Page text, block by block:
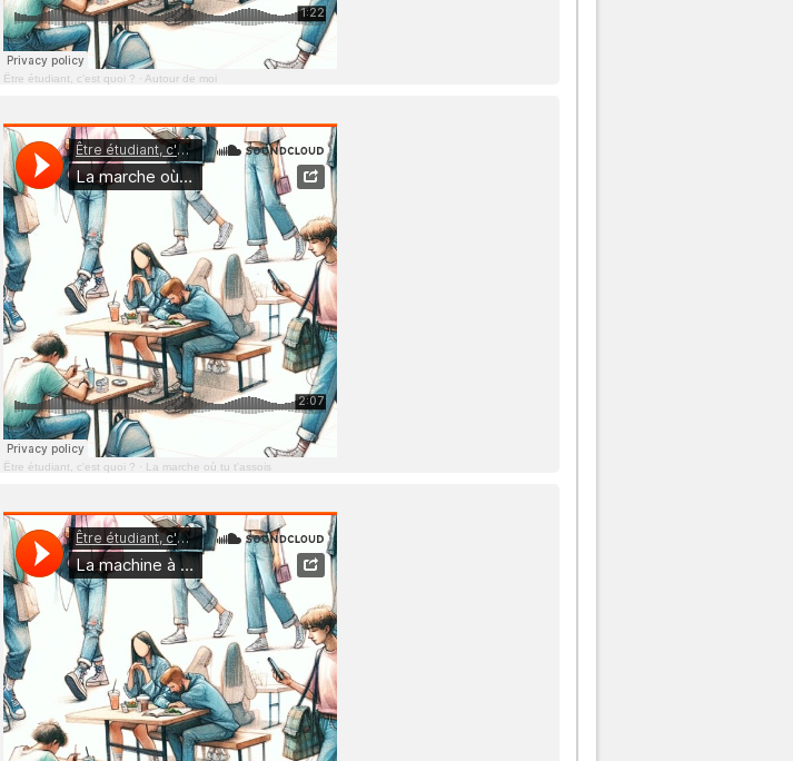
Être étudiant, c'est quoi ? · Autour de moi
Être étudiant, c'est quoi ? · La marche où tu t'assois